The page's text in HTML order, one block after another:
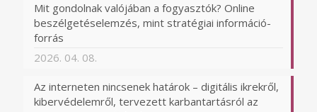
Mit gondolnak valójában a fogyasztók? Online
beszélgetéselemzés, mint stratégiai információ-
forrás
2026. 04. 08.
Az interneten nincsenek határok – digitális ikrekről,
kibervédelemről, tervezett karbantartásról az